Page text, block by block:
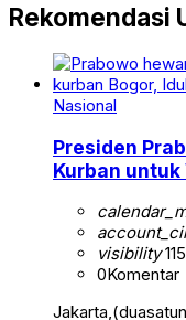
Rekomendasi
Nasional
Presiden
Kurban
visibility115
0Komentar